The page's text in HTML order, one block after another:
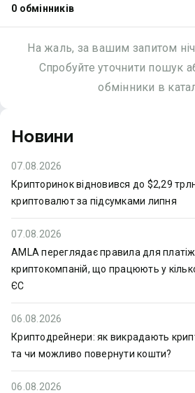
0 обмінників
На жаль, за вашим запитом
Спробуйте уточнити пошук
обмінники в
Новини
07.08.2026
Крипторинок відновився до $2,29
криптовалют за підсумками липня
07.08.2026
AMLA переглядає правила для
криптокомпаній, що працюють у
ЄС
06.08.2026
Криптодрейнери: як викрадають
та чи можливо повернути кошти?
06.08.2026